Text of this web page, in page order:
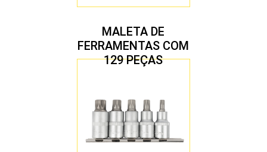
MALETA DE
FERRAMENTAS COM
129 PEÇAS